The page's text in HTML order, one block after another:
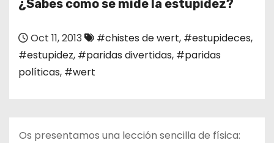
¿Sabes como se mide la estupidez?
Oct 11, 2013 #chistes de wert, #estupideces,
#estupidez, #paridas divertidas, #paridas
políticas, #wert
Os presentamos una lección sencilla de física: